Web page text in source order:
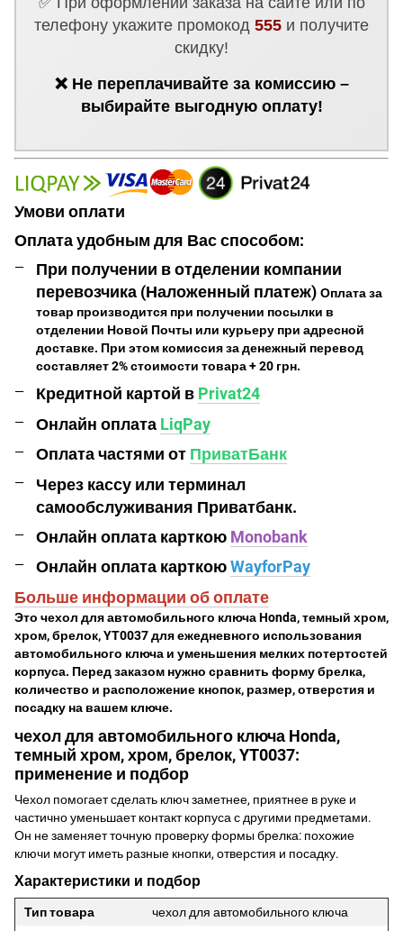
телефону укажите промокод 555 и получите
скидку!
❌ Не переплачивайте за комиссию –
выбирайте выгодную оплату!
Умови оплати
Оплата удобным для Вас способом:
При получении в отделении компании
перевозчика (Наложенный платеж) Оплата за
товар производится при получении посылки в
отделении Новой Почты или курьеру при адресной
доставке. При этом комиссия за денежный перевод
составляет 2% стоимости товара + 20 грн.
Кредитной картой в Privat24
Онлайн оплата LiqPay
Оплата частями от ПриватБанк
Через кассу или терминал
самообслуживания Приватбанк.
Онлайн оплата карткою Monobank
Онлайн оплата карткоюWayforPay
Больше информации об оплате
Это чехол для автомобильного ключа Honda, темный хром,
хром, брелок, YT0037 для ежедневного использования
автомобильного ключа и уменьшения мелких потертостей
корпуса. Перед заказом нужно сравнить форму брелка,
количество и расположение кнопок, размер, отверстия и
посадку на вашем ключе.
чехол для автомобильного ключа Honda,
темный хром, хром, брелок, YT0037:
применение и подбор
Чехол помогает сделать ключ заметнее, приятнее в руке и
частично уменьшает контакт корпуса с другими предметами.
Он не заменяет точную проверку формы брелка: похожие
ключи могут иметь разные кнопки, отверстия и посадку.
Характеристики и подбор
Тип товара чехол для автомобильного ключа